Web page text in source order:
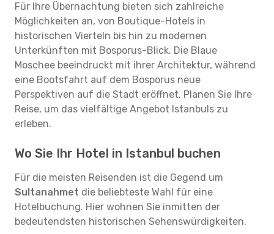
Für Ihre Übernachtung bieten sich zahlreiche
Möglichkeiten an, von Boutique-Hotels in
historischen Vierteln bis hin zu modernen
Unterkünften mit Bosporus-Blick. Die Blaue
Moschee beeindruckt mit ihrer Architektur, während
eine Bootsfahrt auf dem Bosporus neue
Perspektiven auf die Stadt eröffnet. Planen Sie Ihre
Reise, um das vielfältige Angebot Istanbuls zu
erleben.
Wo Sie Ihr Hotel in Istanbul buchen
Für die meisten Reisenden ist die Gegend um
Sultanahmet die beliebteste Wahl für eine
Hotelbuchung. Hier wohnen Sie inmitten der
bedeutendsten historischen Sehenswürdigkeiten.